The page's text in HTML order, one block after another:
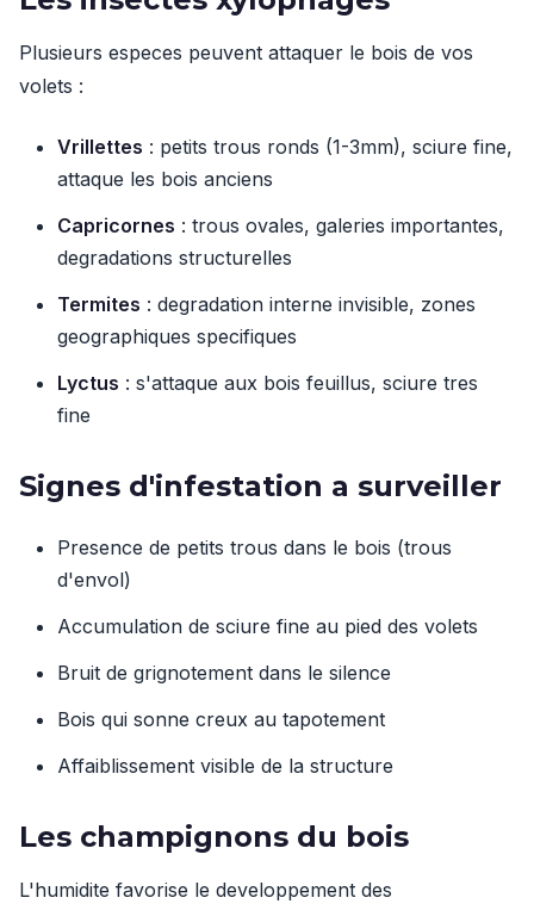
Plusieurs especes peuvent attaquer le bois de vos
volets :
Vrillettes : petits trous ronds (1-3mm), sciure fine,
attaque les bois anciens
Capricornes : trous ovales, galeries importantes,
degradations structurelles
Termites : degradation interne invisible, zones
geographiques specifiques
Lyctus : s'attaque aux bois feuillus, sciure tres
fine
Signes d'infestation a surveiller
Presence de petits trous dans le bois (trous
d'envol)
Accumulation de sciure fine au pied des volets
Bruit de grignotement dans le silence
Bois qui sonne creux au tapotement
Affaiblissement visible de la structure
Les champignons du bois
L'humidite favorise le developpement des